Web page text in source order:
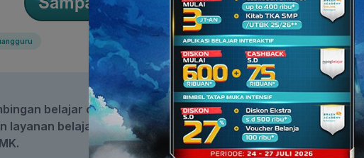
belajar online terbesar dan terbaik di Indonesia.
layanan belajar berbasis teknologi interaktif untuk jenjang SD,